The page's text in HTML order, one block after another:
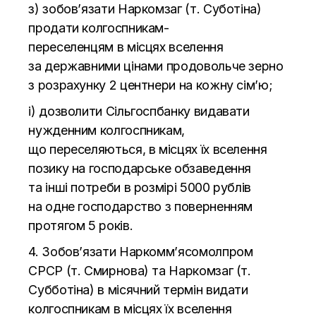
з) зобов’язати Наркомзаг (т. Суботіна)
продати колгоспникам-
переселенцям в місцях вселення
за державними цінами продовольче зерно
з розрахунку 2 центнери на кожну сім’ю;
і) дозволити Сільгоспбанку видавати
нужденним колгоспникам,
що переселяються, в місцях їх вселення
позику на господарське обзаведення
та інші потреби в розмірі 5000 рублів
на одне господарство з поверненням
протягом 5 років.
4. Зобов’язати Наркомм’ясомолпром
СРСР (т. Смирнова) та Наркомзаг (т.
Субботіна) в місячний термін видати
колгоспникам в місцях їх вселення